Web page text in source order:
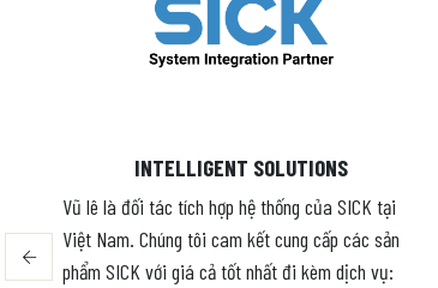
lĩnh
INTELLIGENT SOLUTIONS
Vũ lê là đối tác tích hợp hệ thống của SICK tại
Việt Nam. Chúng tôi cam kết cung cấp các sản
phẩm SICK với giá cả tốt nhất đi kèm dịch vụ: